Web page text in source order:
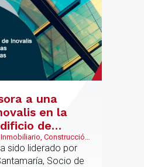
a una
en la
de
a Konecta
Inmobiliario, Construcción
sido liderado por
Socio de